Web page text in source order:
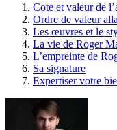
Cote et valeur de
Ordre de valeur
Les œuvres et le
La vie de Roger
L’empreinte de
Sa signature
Expertiser votre